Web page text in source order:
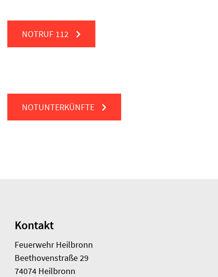
NOTRUF 112
NOTUNTERKÜNFTE
Kontakt
Feuerwehr Heilbronn
Beethovenstraße 29
74074 Heilbronn